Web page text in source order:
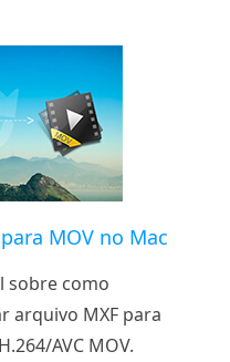
MOV no Mac
sobre como
arquivo MXF para
AVC MOV.